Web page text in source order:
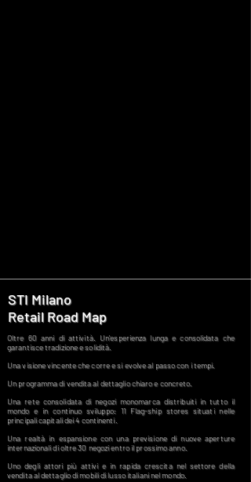
STI Milano
Retail Road Map
Oltre 60 anni di attività. Un'esperienza lunga e consolidata che
garantisce tradizione e solidità.
Una visione vincente che corre e si evolve al passo con i tempi.
Un programma di vendita al dettaglio chiaro e concreto.
Una rete consolidata di negozi monomarca distribuiti in tutto il
mondo e in continuo sviluppo: 11 Flag-ship stores situati nelle
principali capitali dei 4 continenti.
Una realtà in espansione con una previsione di nuove aperture
internazionali di oltre 30 negozi entro il prossimo anno.
Uno degli attori più attivi e in rapida crescita nel settore della
vendita al dettaglio di mobili di lusso italiani nel mondo.